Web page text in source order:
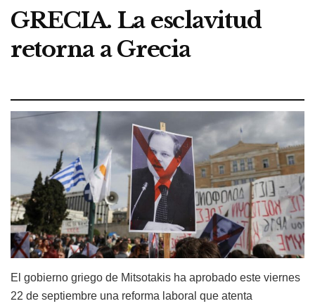
GRECIA. La esclavitud
retorna a Grecia
El gobierno griego de Mitsotakis ha aprobado este viernes
22 de septiembre una reforma laboral que atenta